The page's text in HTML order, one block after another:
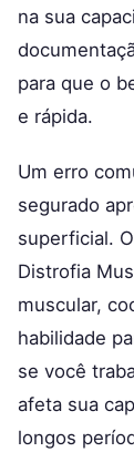
na sua
para que o
e rápida.
Um erro
segurado
superficial.
Distrofia
muscular,
habilidade
se você
afeta sua
longos